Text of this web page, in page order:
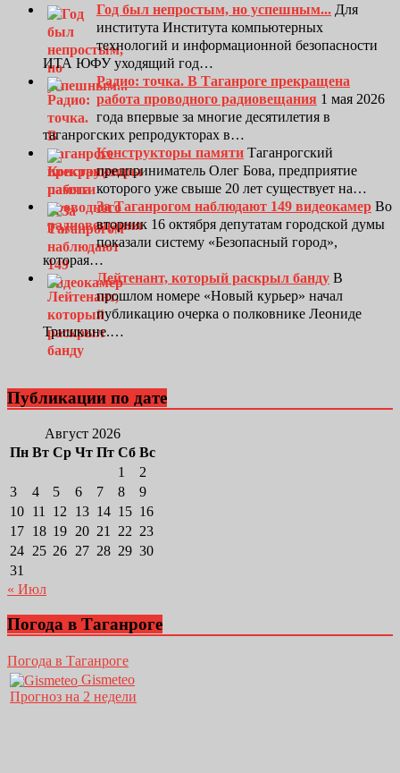
Год был непростым, но успешным... Для
института Института компьютерных
технологий и информационной безопасности
ИТА ЮФУ уходящий год…
Радио: точка. В Таганроге прекращена
работа проводного радиовещания 1 мая 2026
года впервые за многие десятилетия в
таганрогских репродукторах в…
Конструкторы памяти Таганрогский
предприниматель Олег Бова, предприятие
которого уже свыше 20 лет существует на…
За Таганрогом наблюдают 149 видеокамер Во
вторник 16 октября депутатам городской думы
показали систему «Безопасный город»,
которая…
Лейтенант, который раскрыл банду В
прошлом номере «Новый курьер» начал
публикацию очерка о полковнике Леониде
Тришкине.…
Публикации по дате
Август 2026
Пн Вт Ср Чт Пт Сб Вс
1
2
3
4 5 6 7 8
9
10 11 12 13 14 15 16
17 18 19 20 21 22 23
24 25 26 27 28 29 30
31
« Июл
Погода в Таганроге
Погода в Таганроге
Gismeteo
Прогноз на 2 недели